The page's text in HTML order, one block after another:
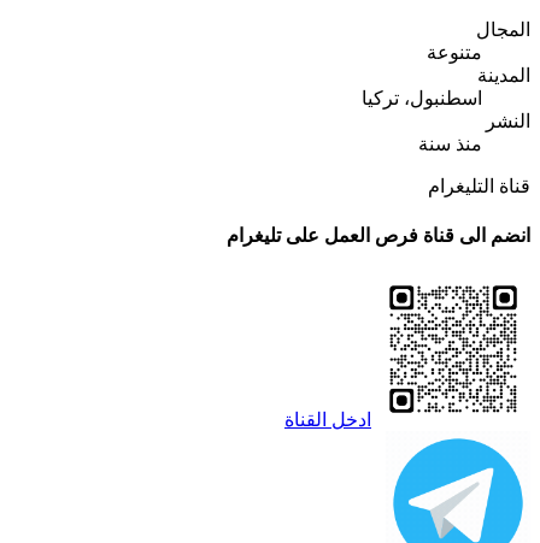
المجال
متنوعة
المدينة
اسطنبول، تركيا
النشر
منذ سنة
قناة التليغرام
انضم الى قناة فرص العمل على تليغرام
ادخل القناة